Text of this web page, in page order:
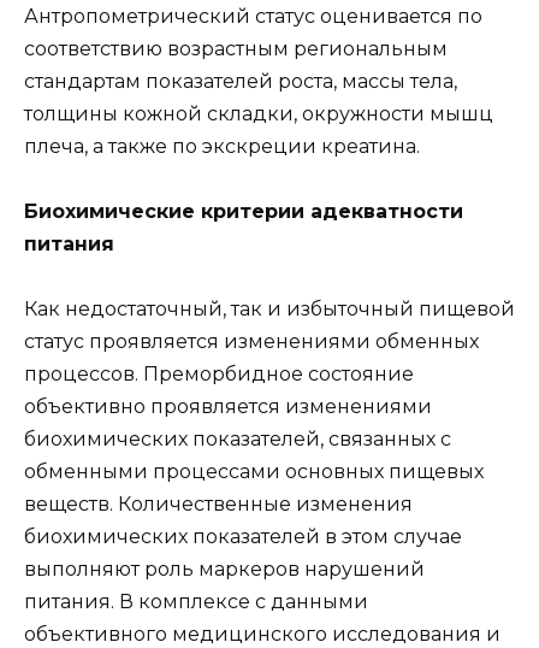
Антропометрический статус оценивается по
соответствию возрастным региональным
стандартам показателей роста, массы тела,
толщины кожной складки, окружности мышц
плеча, а также по экскреции креатина.
Биохимические критерии адекватности
питания
Как недостаточный, так и избыточный пищевой
статус проявляется изменениями обменных
процессов. Преморбидное состояние
объективно проявляется изменениями
биохимических показателей, связанных с
обменными процессами основных пищевых
веществ. Количественные изменения
биохимических показателей в этом случае
выполняют роль маркеров нарушений
питания. В комплексе с данными
объективного медицинского исследования и